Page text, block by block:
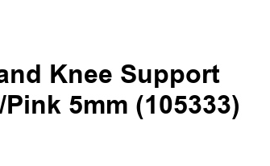
Knee Support
5mm (105333)